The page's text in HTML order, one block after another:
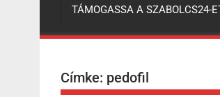
TÁMOGASSA A SZABOLCS24-
Címke: pedofil